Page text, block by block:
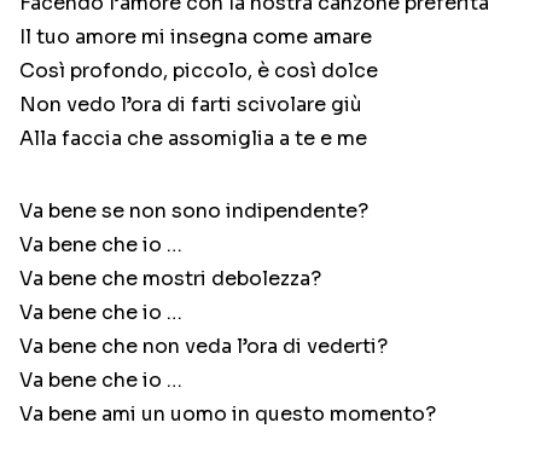
Il tuo amore mi insegna come amare
Così profondo, piccolo, è così dolce
Non vedo l’ora di farti scivolare giù
Alla faccia che assomiglia a te e me
Va bene se non sono indipendente?
Va bene che io …
Va bene che mostri debolezza?
Va bene che io …
Va bene che non veda l’ora di vederti?
Va bene che io …
Va bene ami un uomo in questo momento?